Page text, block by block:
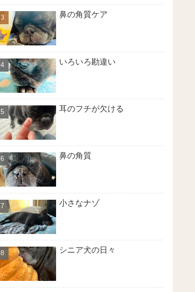
鼻の角質ケア
いろいろ勘違い
耳のフチが欠ける
鼻の角質
小さなナゾ
シニア犬の日々